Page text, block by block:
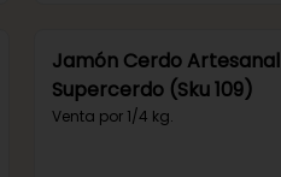
Jamón Cerdo Artesanal
Supercerdo (Sku 109)
Venta por 1/4 kg.